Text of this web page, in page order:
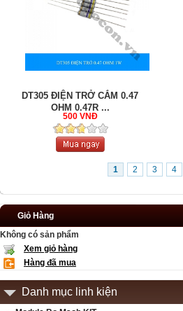
DT305 ĐIỆN TRỞ CẮM 0.47
OHM 0.47R ...
500 VNĐ
1 2 3 4
Giỏ Hàng
Không có sản phẩm
Xem giỏ hàng
Hàng đã mua
Danh mục linh kiện